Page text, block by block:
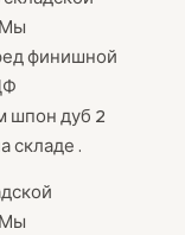
финишной
шпон дуб 2
складе .